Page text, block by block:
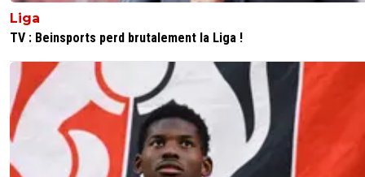
Liga
TV : Beinsports perd brutalement la Liga !